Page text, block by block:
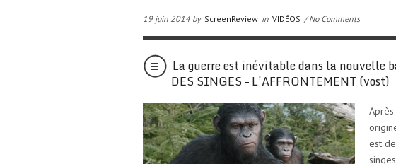
19 juin 2014 by ScreenReview in VIDÉOS / No Comments
La guerre est inévitable dans la nouvelle
DES SINGES – L’AFFRONTEMENT (vost)
est